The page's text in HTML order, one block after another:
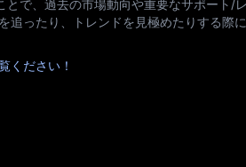
とで、過去の市場動向や重要なサポート/
追ったり、トレンドを見極めたりする際
ください！